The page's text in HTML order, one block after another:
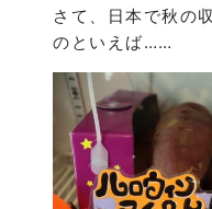
さて、日本で秋の
のといえば……